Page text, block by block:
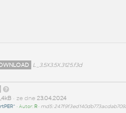
L_3.5X3.5X.3125.f3d
• ze dne 23.04.2024
• Autor: R• md5: